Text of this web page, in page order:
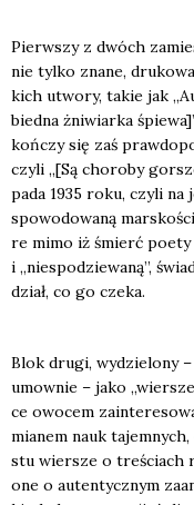
Pierw­szy z dwóch
nie tyl­ko zna­ne,
kich utwo­ry, takie jak
bied­na żni­wiar­ka
koń­czy się zaś
czy­li „[Są cho­ro­by
pa­da 1935 roku, czy­li
spo­wo­do­wa­ną
re mimo iż śmierć poety
i „nie­spo­dzie­wa­ną”,
dział, co go cze­ka.
Blok dru­gi, wydzie­lo­ny
umow­nie – jako
ce owo­cem
mia­nem nauk
stu wier­sze o tre­ściach
one o auten­tycz­nym